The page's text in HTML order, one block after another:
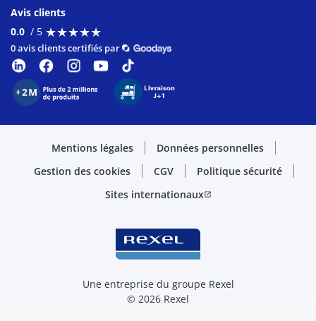
Avis clients
0.0 / 5 ★★★★★
★★★★★
0 avis clients certifiés par
Mentions légales
Données personnelles
Gestion des cookies
CGV
Politique sécurité
Sites internationauxopen_in_new
Une entreprise du groupe Rexel
© 2026 Rexel